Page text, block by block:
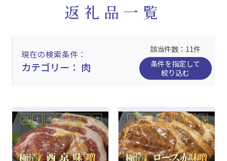
返礼品一覧
現在の検索条件
カテゴリー： 肉
該当件数：11件
条件を指定して
絞り込む